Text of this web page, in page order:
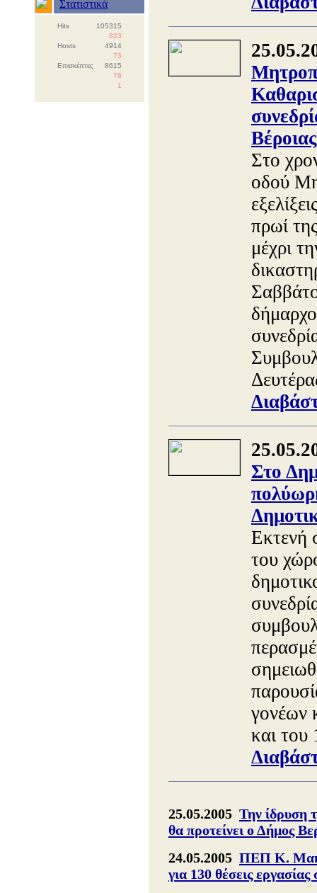
Στατιστικά
Hits
105315
823
Hosts
4914
73
Επισκέπτες
8615
76
1
Βέροιας
Στο
οδού
πρωί
μέχρι
Στο
Εκτενή
του
γονέων
και του
25.05.2005 Την ίδρυση
θα προτείνει ο Δήμος
24.05.2005 ΠΕΠ Κ.
για 130 θέσεις